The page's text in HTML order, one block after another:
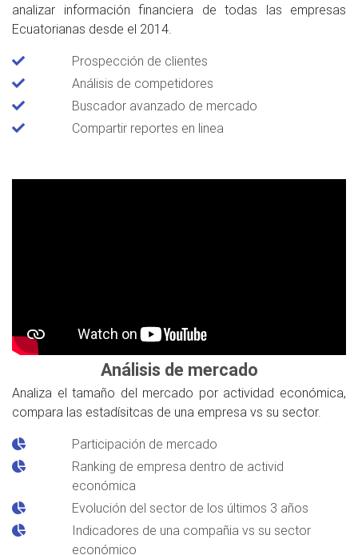
analizar información financiera de todas las empresas
Ecuatorianas desde el 2014.
Prospección de clientes
Análisis de competidores
Buscador avanzado de mercado
Compartir reportes en linea
Análisis de mercado
Analiza el tamaño del mercado por actividad económica,
compara las estadísitcas de una empresa vs su sector.
Participación de mercado
Ranking de empresa dentro de activid
económica
Evolución del sector de los últimos 3 años
Indicadores de una compañia vs su sector
económico